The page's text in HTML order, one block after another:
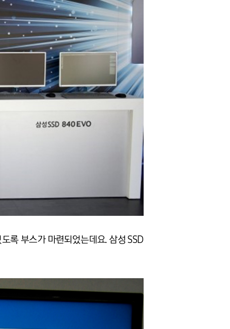
록 부스가 마련되었는데요. 삼성 SSD